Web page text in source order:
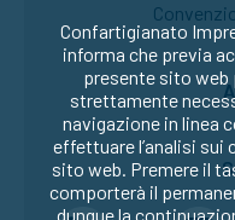
Confartigianato
informa che previa
presente sito
strettamente
navigazione in linea
effettuare l’analisi
sito web. Premere il
comporterà il
dunque la